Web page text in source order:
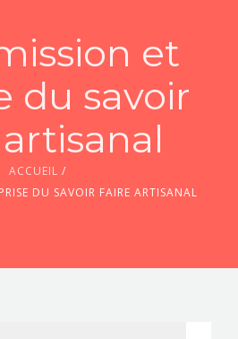
et
du savoir
ACCUEIL /
DU SAVOIR FAIRE ARTISANAL